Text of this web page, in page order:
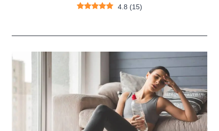
4.8 (15)